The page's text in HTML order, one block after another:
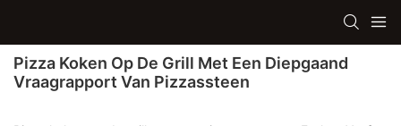
Pizza Koken Op De Grill Met Een Diepgaand
Vraagrapport Van Pizzassteen